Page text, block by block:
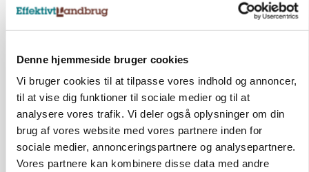
Denne hjemmeside bruger cookies
Vi bruger cookies til at tilpasse vores indhold og annoncer,
til at vise dig funktioner til sociale medier og til at
analysere vores trafik. Vi deler også oplysninger om din
brug af vores website med vores partnere inden for
sociale medier, annonceringspartnere og analysepartnere.
Vores partnere kan kombinere disse data med andre
Leder til klimastald
Klimastald
9670, Løgstør 03. aug.